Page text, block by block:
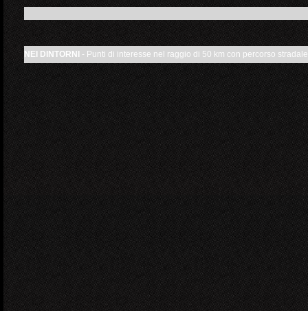
NEI DINTORNI - Punti di interesse nel raggio di 50 km con percorso